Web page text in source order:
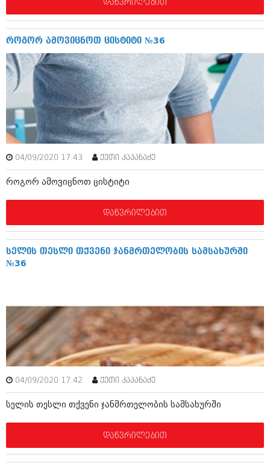
სექტემბერი 2017 (261)
ივლისი 2017 (233)
ივნისი 2017 (265)
მაისი 2017 (216)
აპრილი 2017 (220)
მარტი 2017 (212)
თებერვალი 2017 (205)
იანვარი 2017 (246)
დეკემბერი 2016 (207)
ნოემბერი 2016 (207)
ოქტომბერი 2016 (257)
სექტემბერი 2016 (224)
ივნისი 2016 (221)
მაისი 2016 (261)
აპრილი 2016 (215)
მარტი 2016 (200)
ოქტომბერი 2015 (204)
სექტემბერი 2015 (215)
აგვისტო 2015 (286)
ივლისი 2015 (173)
ივნისი 2015 (261)
მარტი 2015 (365)
თებერვალი 2015 (286)
იანვარი 2015 (247)
დეკემბერი 2014 (342)
ნოემბერი 2014 (290)
დაწვრილებით
როგორ ამოვიცნოთ ცისტიტი №36
04/09/2020 17:43 ქეთი კაპანაძე
როგორ ამოვიცნოთ ცისტიტი
დაწვრილებით
სელის თესლი თქვენი ჯანმრთელობის სამსახურში
№36
04/09/2020 17:42 ქეთი კაპანაძე
სელის თესლი თქვენი ჯანმრთელობის სამსახურში
დაწვრილებით